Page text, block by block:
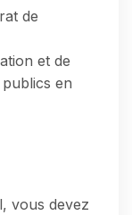
de
et de
en
vous devez